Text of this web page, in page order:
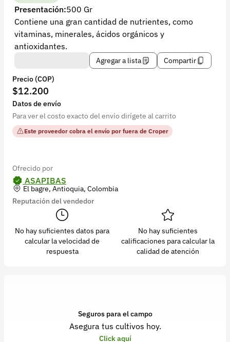
Presentación:500 Gr
Contiene una gran cantidad de nutrientes, como
vitaminas, minerales, ácidos orgánicos y
antioxidantes.
Agregar a lista
Compartir
Precio (COP)
$12.200
Datos de envío
Para ver el costo exacto del envío dirígete al carrito
Este proveedor cobra el envío por fuera de Croper
Ofrecido por
ASAPIBAS
El bagre, Antioquia, Colombia
Reputación del vendedor
No hay suficientes datos para
calcular la velocidad de
respuesta
No hay suficientes
calificaciones para calcular la
calidad de atención
Seguros para el campo
Asegura tus cultivos hoy.
Click aquí
Soporte
+57 323 2931928
© 2026 Croper.com Todos los derechos reservados
Versión 5.45.0
Síguenos